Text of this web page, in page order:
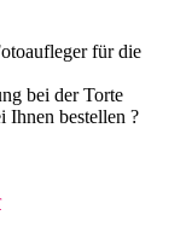
für die
bei der Torte
Ihnen bestellen ?